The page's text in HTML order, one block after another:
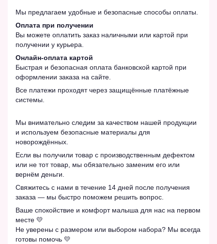
Мы предлагаем удобные и безопасные способы оплаты.
Оплата при получении
Вы можете оплатить заказ наличными или картой при
получении у курьера.
Онлайн-оплата картой
Быстрая и безопасная оплата банковской картой при
оформлении заказа на сайте.
Все платежи проходят через защищённые платёжные
системы.
Мы внимательно следим за качеством нашей продукции
и используем безопасные материалы для
новорождённых.
Если вы получили товар с производственным дефектом
или не тот товар, мы обязательно заменим его или
вернём деньги.
Свяжитесь с нами в течение 14 дней после получения
заказа — мы быстро поможем решить вопрос.
Ваше спокойствие и комфорт малыша для нас на первом
месте 💛
Не уверены с размером или выбором набора? Мы всегда
готовы помочь 💛